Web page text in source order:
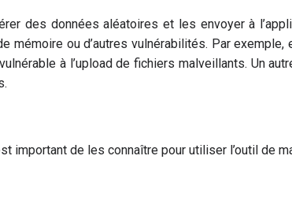
des données aléatoires et les envoyer à
ou d’autres vulnérabilités. Par
à l’upload de fichiers malveillants. Un
important de les connaître pour utiliser l’outil de